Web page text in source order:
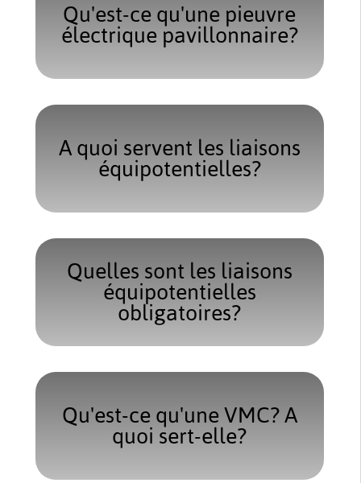
Qu'est-ce qu'une pieuvre
électrique pavillonnaire?
A quoi servent les liaisons
équipotentielles?
Quelles sont les liaisons
équipotentielles
obligatoires?
Qu'est-ce qu'une VMC? A
quoi sert-elle?